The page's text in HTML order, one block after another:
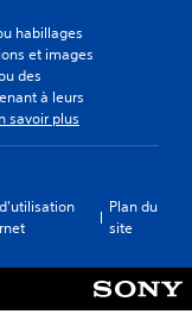
habillages
et images
des
à leurs
savoir plus
Plan du
site